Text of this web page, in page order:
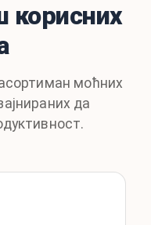
корисних
моћних
да